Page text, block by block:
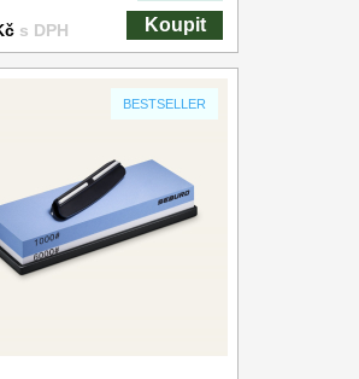
s DPH Koupit
BESTSELLER